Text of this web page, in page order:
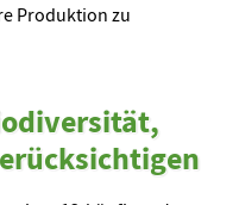
Produktion zu